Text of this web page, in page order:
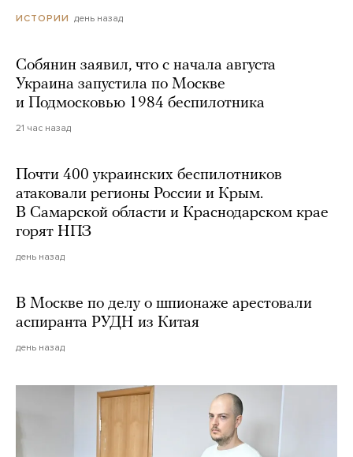
ИСТОРИИ день назад
Собянин заявил, что с начала августа
Украина запустила по Москве
и Подмосковью 1984 беспилотника
21 час назад
Почти 400 украинских беспилотников
атаковали регионы России и Крым.
В Самарской области и Краснодарском крае
горят НПЗ
день назад
В Москве по делу о шпионаже арестовали
аспиранта РУДН из Китая
день назад